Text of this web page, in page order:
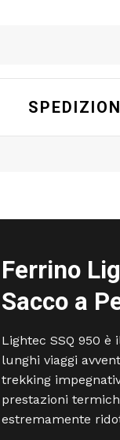
Ferrino
Sacco a
Lightec SSQ 950
lunghi viaggi
trekking
prestazioni
estremamente